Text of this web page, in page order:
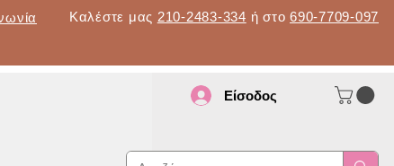
Καλέστε μας 210-2483-334 ή στο 690-7709-097
Είσοδος